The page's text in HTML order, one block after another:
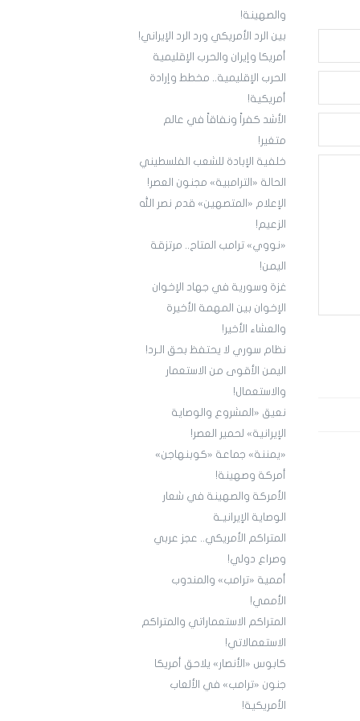
والصهينة!
بين الرد الأمريكي ورد الرد الإيراني!
أمريكا وإيران والحرب الإقليمية
الحرب الإقليمية.. مخطط وإرادة
أمريكية!
الأشد كفراً ونفاقاً في عالم
متغير!
خلفية الإبادة للشعب الفلسطيني
الحالة «الترامبية» مجنون العصر!
الإعلام «المتصهين» قدم نصر الله
الزعيم!
«نووي» ترامب المتاح.. مرتزقة
اليمن!
غزة وسورية في جهاد الإخوان
الإخوان بين المهمة الأخيرة
والعشاء الأخير!
نظام سوري لا يحتفظ بحق الـرد!
اليمن الأقوى من الاستعمار
والاستعمال!
نعيق «المشروع والوصاية
الإيرانية» لحمير العصر!
«يمننة» جماعة «كوبنهاجن»
أمركة وصهينة!
الأمركة والصهينة في شعار
الوصاية الإيرانيـة
المتراكم الأمريكي.. عجز عربي
وصراع دولي!
أممية «ترامب» والمندوب
الأممي!
المتراكم الاستعماراتي والمتراكم
الاستعمالاتي!
كابوس «الأنصار» يلاحق أمريكا
جنون «ترامب» في الألعاب
الأمريكية!